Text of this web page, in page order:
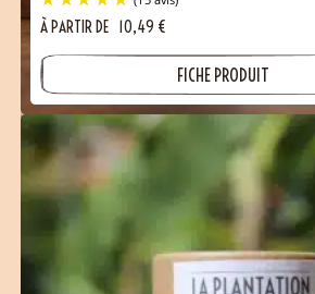
À PARTIR DE 10,49 €
FICHE PRODUIT